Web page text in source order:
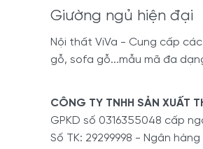
Giường ngủ hiện đại
Nội thất ViVa - Cung cấp
gỗ, sofa gỗ...mẫu mã đa
CÔNG TY TNHH SẢN XUẤT
GPKD số 0316355048 cấp
Số TK: 29299998 - Ngân